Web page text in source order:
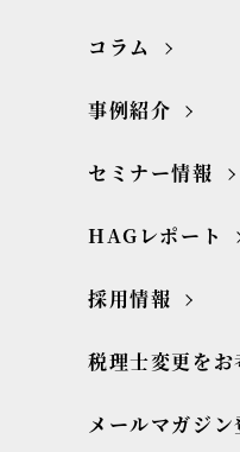
コラム
事例紹介
セミナー情報
HAGレポート
採用情報
税理士変更をお
メールマガジン